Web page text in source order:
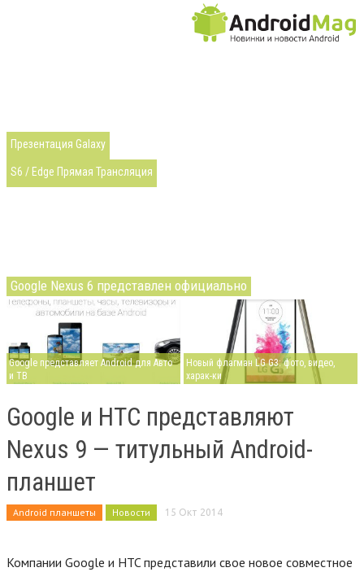
Презентация Galaxy
S6 / Edge Прямая Трансляция
Google Nexus 6 представлен официально
Google представляет Android для Авто
и ТВ
Новый флагман LG G3: фото, видео,
харак-ки
Google и HTC представляют
Nexus 9 — титульный Android-
планшет
Android планшеты Новости 15 Окт 2014
Компании Google и HTC представили свое новое совместное